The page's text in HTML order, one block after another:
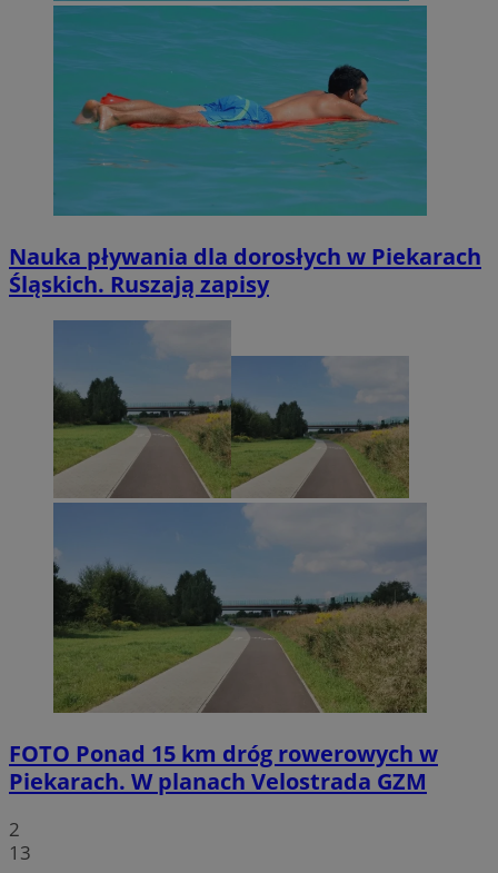
Nauka pływania dla dorosłych w Piekarach
Śląskich. Ruszają zapisy
FOTO Ponad 15 km dróg rowerowych w
Piekarach. W planach Velostrada GZM
2
13